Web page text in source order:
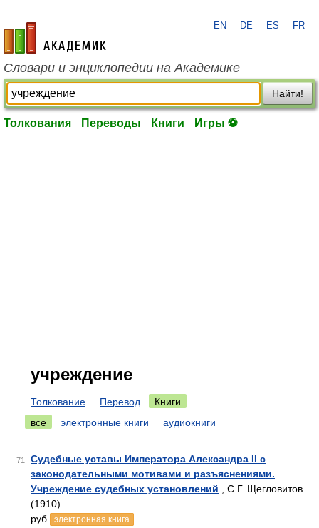
academic.ru
EN DE ES FR
Словари и энциклопедии на Академике
Найти!
Толкования Переводы Книги Игры ⚽
учреждение
Толкование Перевод
Книги
все
электронные книги аудиокниги
71
Судебные уставы Императора Александра II с
законодательными мотивами и разъяснениями.
Учреждение судебных установлений , С.Г. Щегловитов
(1910)
руб
электронная книга